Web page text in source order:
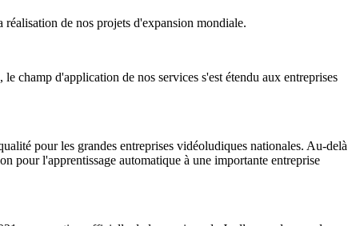
de nos projets d'expansion mondiale.
champ d'application de nos services s'est étendu aux entreprises
pour les grandes entreprises vidéoludiques nationales. Au-delà
pour l'apprentissage automatique à une importante entreprise